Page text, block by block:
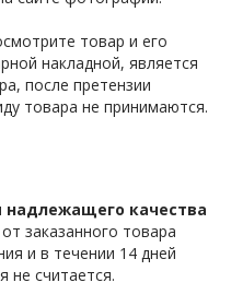
товар и его
накладной, является
после претензии
товара не принимаются.
качества
заказанного товара
и в течении 14 дней
не считается.